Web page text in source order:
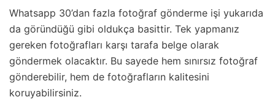
Whatsapp 30’dan fazla fotoğraf gönderme işi yukarıda
da göründüğü gibi oldukça basittir. Tek yapmanız
gereken fotoğrafları karşı tarafa belge olarak
göndermek olacaktır. Bu sayede hem sınırsız fotoğraf
gönderebilir, hem de fotoğrafların kalitesini
koruyabilirsiniz.